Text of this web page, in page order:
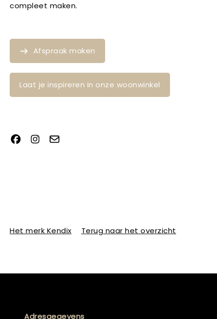
compleet maken.
Afspraak maken
Laat je inspireren in onze woonwinkel
Het merk Kendix Terug naar het overzicht
Adresgegevens